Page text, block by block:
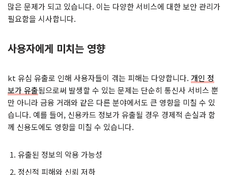
많은 문제가 되고 있습니다. 이는 다양한 서비스에 대한 보안 관리가
필요함을 시사합니다.
사용자에게 미치는 영향
kt 유심 유출로 인해 사용자들이 겪는 피해는 다양합니다. 개인 정
보가 유출됨으로써 발생할 수 있는 문제는 단순히 통신사 서비스 뿐
만 아니라 금융 거래와 같은 다른 분야에서도 큰 영향을 미칠 수 있
습니다. 예를 들어, 신용카드 정보가 유출될 경우 경제적 손실과 함
께 신용도에도 영향을 미칠 수 있습니다.
유출된 정보의 악용 가능성
정신적 피해와 신뢰 저하